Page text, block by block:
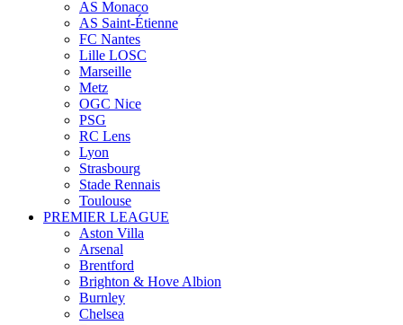
AS Monaco
AS Saint-Étienne
FC Nantes
Lille LOSC
Marseille
Metz
OGC Nice
PSG
RC Lens
Lyon
Strasbourg
Stade Rennais
Toulouse
PREMIER LEAGUE
Aston Villa
Arsenal
Brentford
Brighton & Hove Albion
Burnley
Chelsea